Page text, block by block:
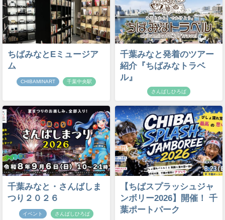
ちばみなとEミュージア
ム
CHIBAMINART 千葉中央駅
千葉みなと発着のツアー
紹介『ちばみなトラベ
ル』
さんばしひろば
千葉みなと・さんばしま
つり２０２６
イベント さんばしひろば
【ちばスプラッシュジャ
ンボリー2026】開催！ 千
葉ポートパーク